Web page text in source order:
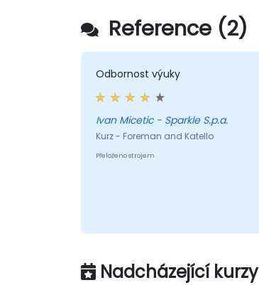
Reference (2)
Odbornost výuky
Ivan Micetic - Sparkle S.p.a.
Kurz - Foreman and Katello
Přeloženo strojem
Nadcházející kurzy